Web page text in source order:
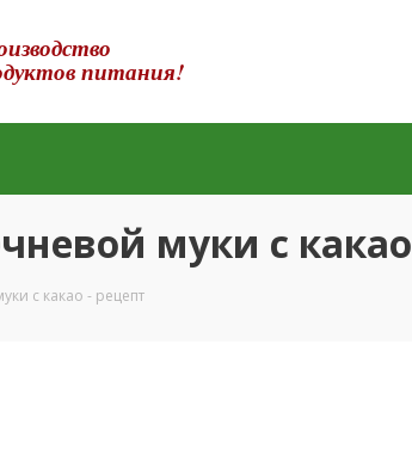
питания!
муки с
с какао - рецепт